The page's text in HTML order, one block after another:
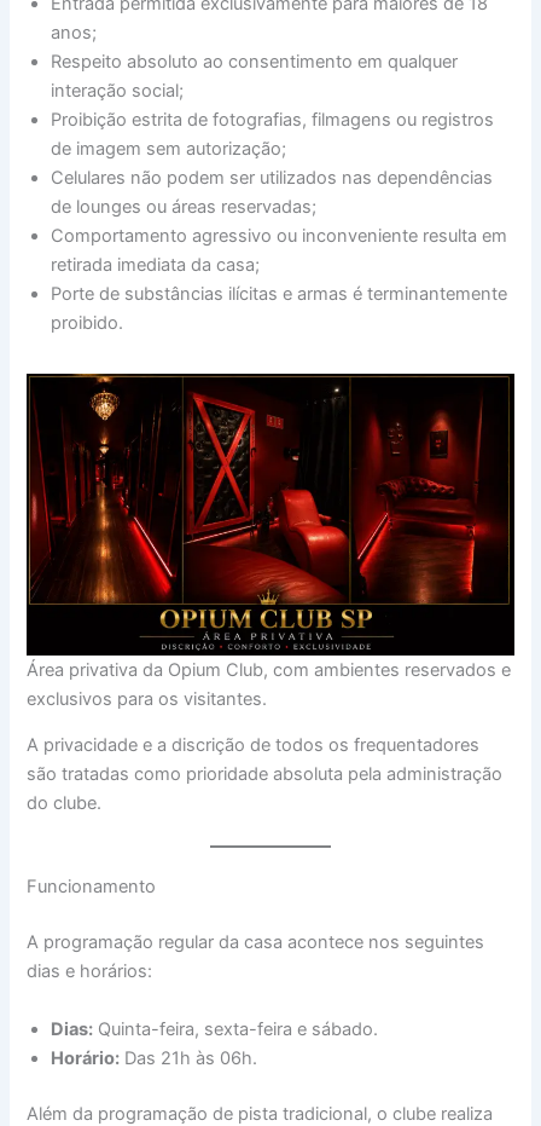
anos;
Respeito absoluto ao consentimento em qualquer
interação social;
Proibição estrita de fotografias, filmagens ou registros
de imagem sem autorização;
Celulares não podem ser utilizados nas dependências
de lounges ou áreas reservadas;
Comportamento agressivo ou inconveniente resulta em
retirada imediata da casa;
Porte de substâncias ilícitas e armas é terminantemente
proibido.
Área privativa da Opium Club, com ambientes reservados e
exclusivos para os visitantes.
A privacidade e a discrição de todos os frequentadores
são tratadas como prioridade absoluta pela administração
do clube.
Funcionamento
A programação regular da casa acontece nos seguintes
dias e horários:
Dias: Quinta-feira, sexta-feira e sábado.
Horário: Das 21h às 06h.
Além da programação de pista tradicional, o clube realiza